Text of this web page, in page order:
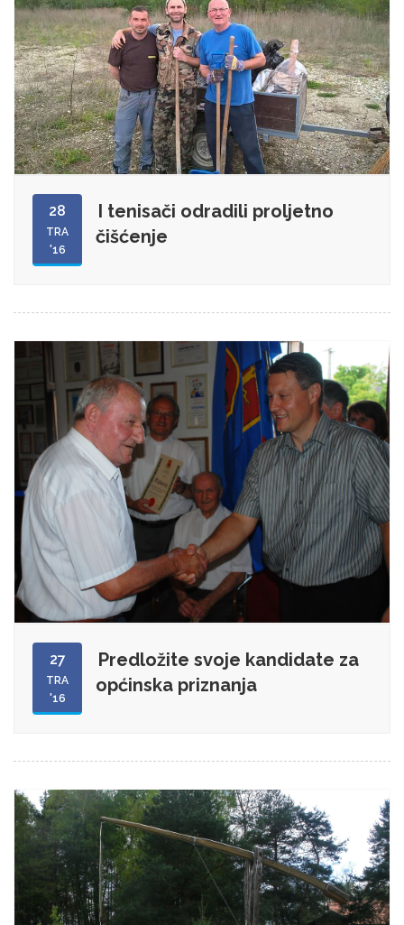
28
TRA
'16
I tenisači odradili proljetno
čišćenje
27
TRA
'16
Predložite svoje kandidate za
općinska priznanja